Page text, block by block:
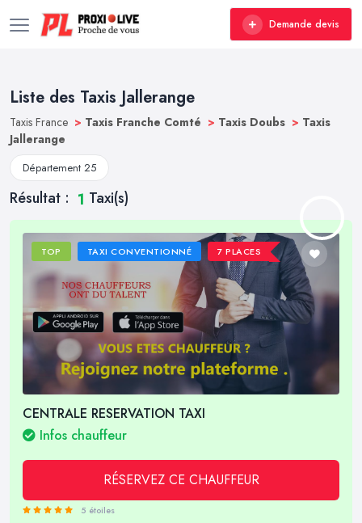
Demande devis
Liste des Taxis Jallerange
Taxis France > Taxis Franche Comté > Taxis Doubs > Taxis
Jallerange
Département 25
Résultat : 1 Taxi(s)
TOP TAXI CONVENTIONNÉ 7 PLACES
CENTRALE RESERVATION TAXI
Infos chauffeur
RÉSERVEZ CE CHAUFFEUR
5 étoiles